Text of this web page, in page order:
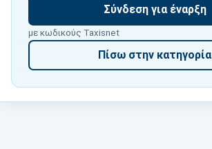
Σύνδεση για έναρξη
με κωδικούς Taxisnet
Πίσω στην κατηγορία